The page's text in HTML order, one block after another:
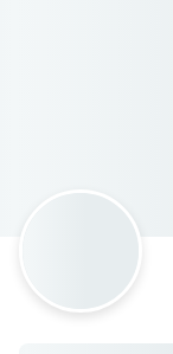
TACOS PASTOR
Taco de Pastor 4x1
Tacos de Pastor +
2 Gringa de Sirloin
Torta de Pastor +